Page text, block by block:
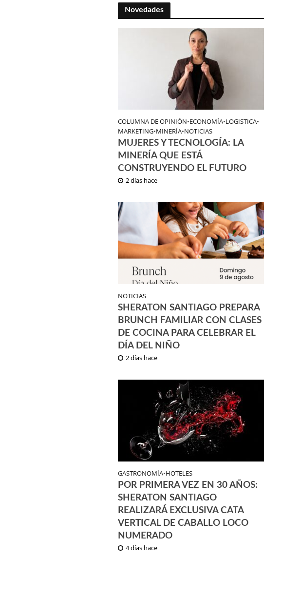
Novedades
COLUMNA DE OPINIÓN•ECONOMÍA•LOGISTICA•
MARKETING•MINERÍA•NOTICIAS
MUJERES Y TECNOLOGÍA: LA
MINERÍA QUE ESTÁ
CONSTRUYENDO EL FUTURO
2 días hace
NOTICIAS
SHERATON SANTIAGO PREPARA
BRUNCH FAMILIAR CON CLASES
DE COCINA PARA CELEBRAR EL
DÍA DEL NIÑO
2 días hace
GASTRONOMÍA•HOTELES
POR PRIMERA VEZ EN 30 AÑOS:
SHERATON SANTIAGO
REALIZARÁ EXCLUSIVA CATA
VERTICAL DE CABALLO LOCO
NUMERADO
4 días hace